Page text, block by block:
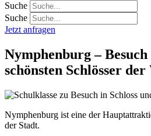
Suche
Suche
Jetzt anfragen
Nymphenburg – Besuch
schönsten Schlösser
Nymphenburg ist eine der
der Stadt.